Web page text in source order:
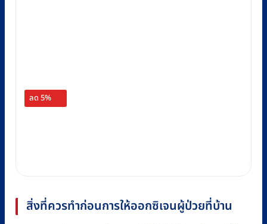
ลด 5%
สิ่งที่ควรทำก่อนการให้ออกซิเจนผู้ป่วยที่บ้าน